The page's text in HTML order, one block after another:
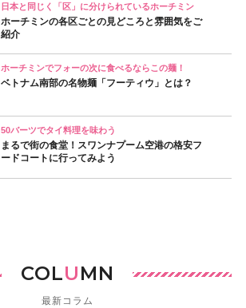
日本と同じく「区」に分けられているホーチミン
ホーチミンの各区ごとの見どころと雰囲気をご
紹介
ホーチミンでフォーの次に食べるならこの麺！
ベトナム南部の名物麺「フーティウ」とは？
50バーツでタイ料理を味わう
まるで街の食堂！スワンナプーム空港の格安フ
ードコートに行ってみよう
COLUMN
最新コラム